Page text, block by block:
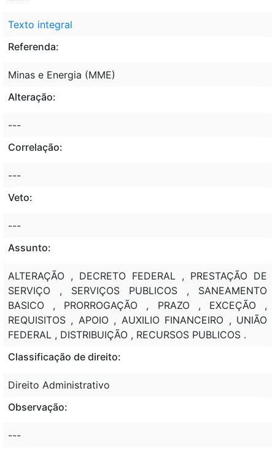
Texto integral
Referenda:
Minas e Energia (MME)
Alteração:
---
Correlação:
---
Veto:
---
Assunto:
ALTERAÇÃO , DECRETO FEDERAL , PRESTAÇÃO DE
SERVIÇO , SERVIÇOS PUBLICOS , SANEAMENTO
BASICO , PRORROGAÇÃO , PRAZO , EXCEÇÃO ,
REQUISITOS , APOIO , AUXILIO FINANCEIRO , UNIÃO
FEDERAL , DISTRIBUIÇÃO , RECURSOS PUBLICOS .
Classificação de direito:
Direito Administrativo
Observação:
---